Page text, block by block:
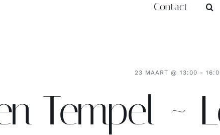
Contact
23 MAART @ 13:00 -
Tempel ~